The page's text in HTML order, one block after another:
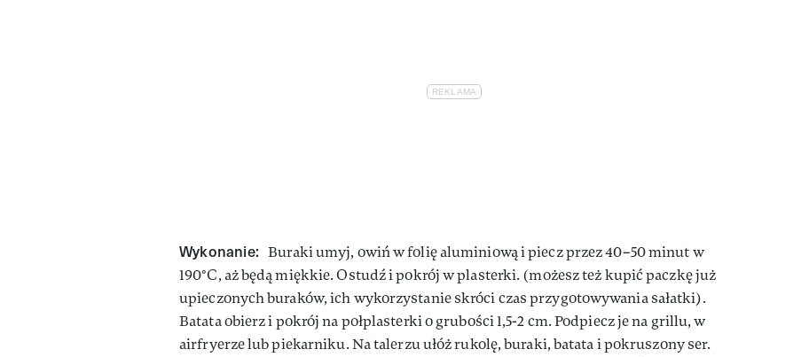
Wykonanie:Buraki umyj, owiń w folię aluminiową i piecz przez 40–50 minut w
190°C, aż będą miękkie. Ostudź i pokrój w plasterki. (możesz też kupić paczkę już
upieczonych buraków, ich wykorzystanie skróci czas przygotowywania sałatki).
Batata obierz i pokrój na połplasterki o grubości 1,5-2 cm. Podpiecz je na grillu, w
airfryerze lub piekarniku. Na talerzu ułóż rukolę, buraki, batata i pokruszony ser.